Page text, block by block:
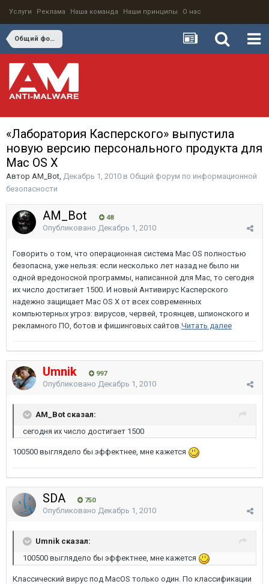
Услуги Реклама Наша команда Наши принципы О нас
Общий форум по информационной безопасности
«Лаборатория Касперского» выпустила
новую версию персонального продукта для
Мас OS X
Автор AM_Bot, Декабрь 1, 2010 в Общий форум по информационной
безопасности
AM_Bot 48
Опубликовано Декабрь 1, 2010
Говорить о том, что операционная система Mac OS полностью
безопасна, уже нельзя: если несколько лет назад не было ни
одной вредоносной программы, написанной для Mac, то сегодня
их число достигает 1500. И новый Антивирус Касперского
надежно защищает Mac OS X от всех современных
компьютерных угроз: вирусов, червей, троянцев, шпионского и
рекламного ПО, ботов и фишинговых сайтов.Читать далее
Umnik 997
Опубликовано Декабрь 1, 2010
AM_Bot сказал:
сегодня их число достигает 1500
100500 выглядело бы эффектнее, мне кажется
SDA 750
Опубликовано Декабрь 1, 2010
Umnik сказал:
100500 выглядело бы эффектнее, мне кажется
Классический вирус под МаcOS только один. По классификации